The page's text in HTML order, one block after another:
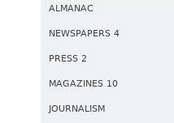
ALMANAC
NEWSPAPERS 4
PRESS 2
MAGAZINES 10
JOURNALISM